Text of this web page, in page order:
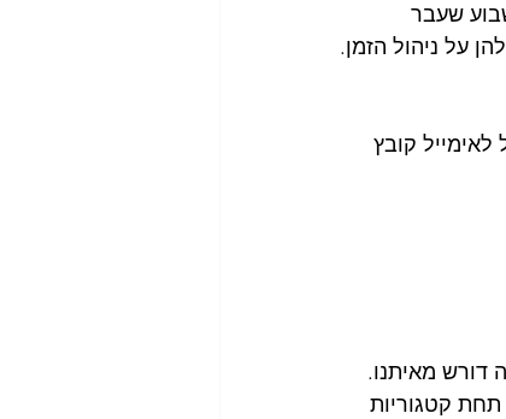
שעבר
על ניהול הזמן.
עד השעה 18:00. בשעה 11:00 אני מקבל לאימייל קובץ
דורש מאיתנו.
קטגוריות